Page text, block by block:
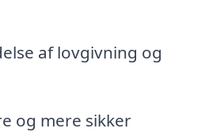
af lovgivning og
og mere sikker